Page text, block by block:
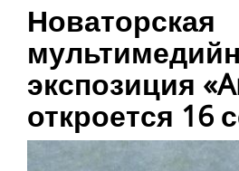
Новаторская
экспозиция
откроется 16